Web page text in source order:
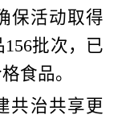
保活动取得
156批次，已
食品。
共治共享更